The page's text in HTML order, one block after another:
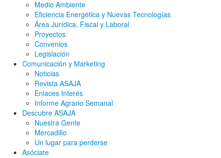
Medio Ambiente
Eficiencia Energética y Nuevas Tecnologías
Área Jurídica, Fiscal y Laboral
Proyectos
Convenios
Legislación
Comunicación y Marketing
Noticias
Revista ASAJA
Enlaces Interés
Informe Agrario Semanal
Descubre ASAJA
Nuestra Gente
Mercadillo
Un lugar para perderse
Asóciate